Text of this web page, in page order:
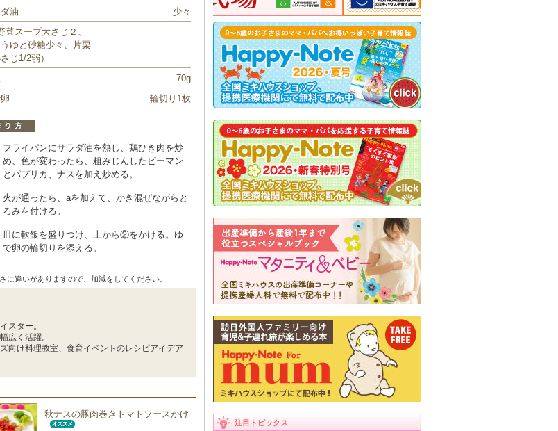
油
少々
菜スープ大さじ２、
ゆと砂糖少々、片栗
じ1/2弱）
70g
輪切り1枚
フライパンにサラダ油を熱し、鶏ひき肉を炒
め、色が変わったら、粗みじんしたピーマン
とパプリカ、ナスを加え炒める。
火が通ったら、aを加えて、かき混ぜながらと
ろみを付ける。
皿に軟飯を盛りつけ、上から②をかける。ゆ
で卵の輪切りを添える。
違いがありますので、加減をしてください。
スター。
広く活躍。
向け料理教室、食育イベントのレシピアイデア
秋ナスの豚肉巻きトマトソースかけ
注目トピックス